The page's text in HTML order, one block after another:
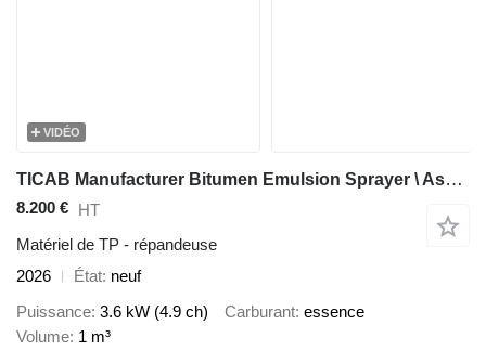
VIDÉO
TICAB Manufacturer Bitumen Emulsion Sprayer \ Asphalt Sprayer 1000 L
8.200 € HT
Matériel de TP - répandeuse
2026
État neuf
Puissance 3.6 kW (4.9 ch) Carburant essence
Volume 1 m³